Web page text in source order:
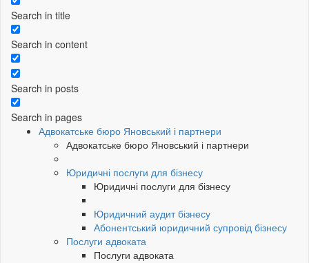
Search in title
Search in content
Search in posts
Search in pages
Адвокатське бюро Яновський і партнери
Адвокатське бюро Яновський і партнери
Юридичні послуги для бізнесу
Юридичні послуги для бізнесу
Юридичний аудит бізнесу
Абонентський юридичний супровід бізнесу
Послуги адвоката
Послуги адвоката